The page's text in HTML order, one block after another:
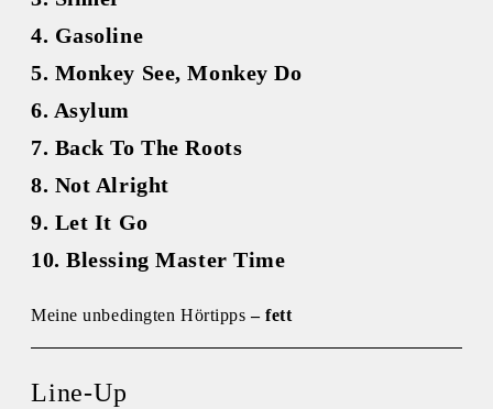
4. Gasoline
5. Monkey See, Monkey Do
6. Asylum
7. Back To The Roots
8. Not Alright
9. Let It Go
10. Blessing Master Time
Meine unbedingten Hörtipps – fett
Line-Up